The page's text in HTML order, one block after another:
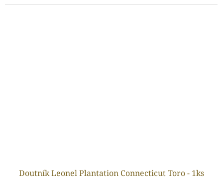
Doutník Leonel Plantation Connecticut Toro - 1ks